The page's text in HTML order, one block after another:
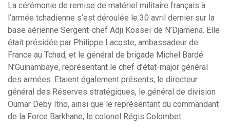
La cérémonie de remise de matériel militaire français à
l’armée tchadienne s’est déroulée le 30 avril dernier sur la
base aérienne Sergent-chef Adji Kosseï de N’Djamena. Elle
était présidée par Philippe Lacoste, ambassadeur de
France au Tchad, et le général de brigade Michel Bardé
N’Guinambaye, représentant le chef d’état-major général
des armées. Etaient également présents, le directeur
général des Réserves stratégiques, le général de division
Oumar Deby Itno, ainsi que le représentant du commandant
de la Force Barkhane, le colonel Régis Colombet.